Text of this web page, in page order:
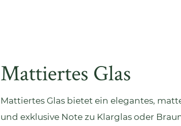
Mattiertes Glas
Mattiertes Glas bietet ein elegantes,
und exklusive Note zu Klarglas oder